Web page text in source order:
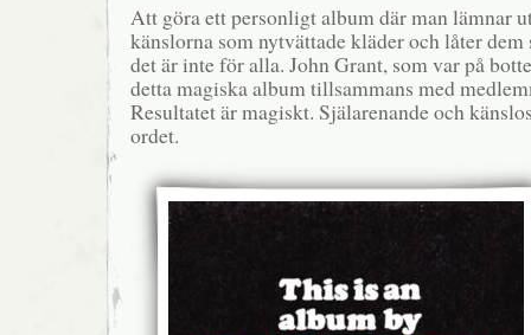
Att göra ett personligt album där man lämnar
känslorna som nytvättade kläder och låter
det är inte för alla. John Grant, som var på
detta magiska album tillsammans med
Resultatet är magiskt. Själarenande och
ordet.